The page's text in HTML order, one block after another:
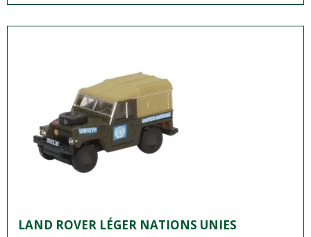
LAND ROVER LÉGER NATIONS UNIES